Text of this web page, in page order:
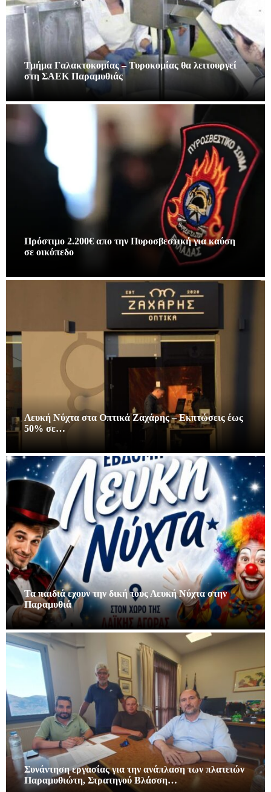
Τμήμα Γαλακτοκομίας – Τυροκομίας θα λειτουργεί
στη ΣΑΕΚ Παραμυθιάς
Πρόστιμο 2.200€ απο την Πυροσβεστική για καύση
σε οικόπεδο
Λευκή Νύχτα στα Οπτικά Ζαχάρης – Εκπτώσεις έως
50% σε…
Τα παιδιά εχουν την δική τους Λευκή Νύχτα στην
Παραμυθιά
Συνάντηση εργασίας για την ανάπλαση των πλατειών
Παραμυθιώτη, Στρατηγού Βλάσση…